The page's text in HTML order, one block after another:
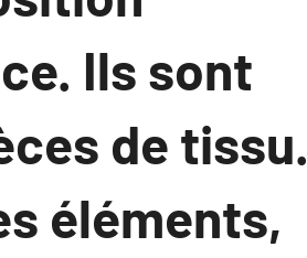
Ils sont
de tissu.
éléments,